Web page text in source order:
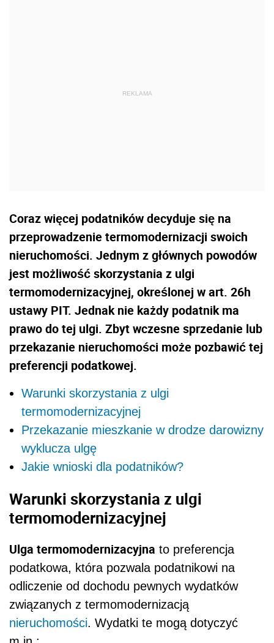
Coraz więcej podatników decyduje się na
przeprowadzenie termomodernizacji swoich
nieruchomości. Jednym z głównych powodów
jest możliwość skorzystania z ulgi
termomodernizacyjnej, określonej w art. 26h
ustawy PIT. Jednak nie każdy podatnik ma
prawo do tej ulgi. Zbyt wczesne sprzedanie lub
przekazanie nieruchomości może pozbawić tej
preferencji podatkowej.
Warunki skorzystania z ulgi
termomodernizacyjnej
Przekazanie mieszkanie w drodze darowizny
wyklucza ulgę
Jakie wnioski dla podatników?
Warunki skorzystania z ulgi
termomodernizacyjnej
Ulga termomodernizacyjna to preferencja
podatkowa, która pozwala podatnikowi na
odliczenie od dochodu pewnych wydatków
związanych z termomodernizacją
nieruchomości. Wydatki te mogą dotyczyć